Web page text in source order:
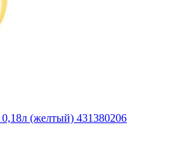
(желтый) 431380206